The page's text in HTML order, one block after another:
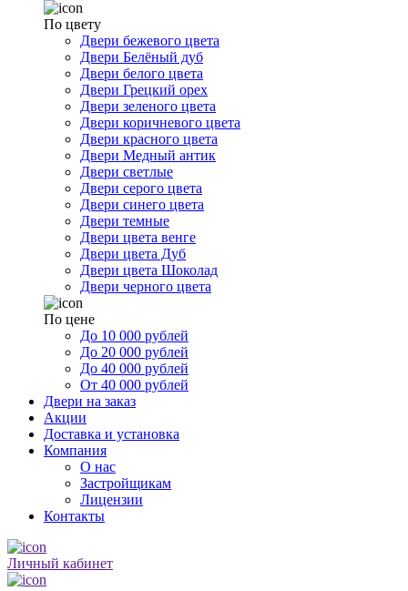
По цвету
Двери бежевого цвета
Двери Белёный дуб
Двери белого цвета
Двери Грецкий орех
Двери зеленого цвета
Двери коричневого цвета
Двери красного цвета
Двери Медный антик
Двери светлые
Двери серого цвета
Двери синего цвета
Двери темные
Двери цвета венге
Двери цвета Дуб
Двери цвета Шоколад
Двери черного цвета
По цене
До 10 000 рублей
До 20 000 рублей
До 40 000 рублей
От 40 000 рублей
Двери на заказ
Акции
Доставка и установка
Компания
О нас
Застройщикам
Лицензии
Контакты
Личный кабинет